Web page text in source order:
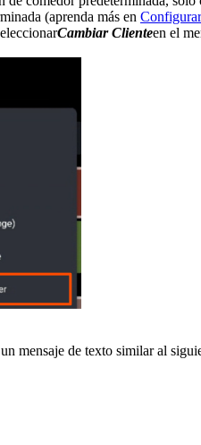
(aprenda más en
Cambiar Clienteen el
mensaje de texto similar al